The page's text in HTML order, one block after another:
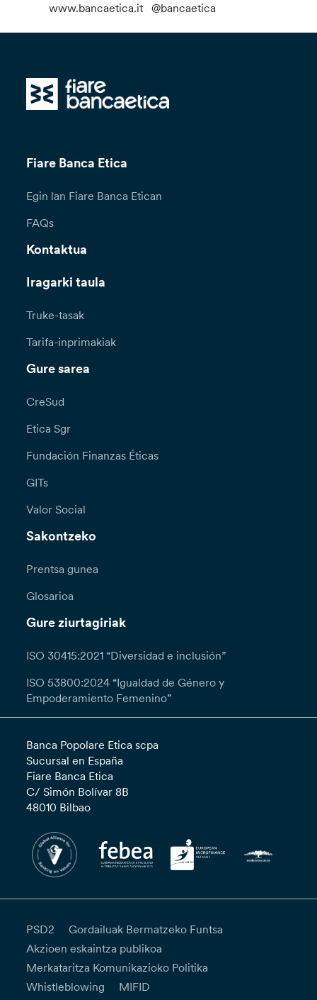
www.bancaetica.it @bancaetica
Fiare Banca Etica
Egin lan Fiare Banca Etican
FAQs
Kontaktua
Iragarki taula
Truke-tasak
Tarifa-inprimakiak
Gure sarea
CreSud
Etica Sgr
Fundación Finanzas Éticas
GITs
Valor Social
Sakontzeko
Prentsa gunea
Glosarioa
Gure ziurtagiriak
ISO 30415:2021 “Diversidad e inclusión”
ISO 53800:2024 “Igualdad de Género y
Empoderamiento Femenino”
Banca Popolare Etica scpa
Sucursal en España
Fiare Banca Etica
C/ Simón Bolívar 8B
48010 Bilbao
PSD2
Gordailuak Bermatzeko Funtsa
Akzioen eskaintza publikoa
Merkataritza Komunikazioko Politika
Whistleblowing
MIFID